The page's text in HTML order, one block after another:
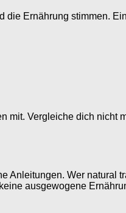
Ernährung stimmen.
Vergleiche dich nicht
Wer natural
ausgewogene